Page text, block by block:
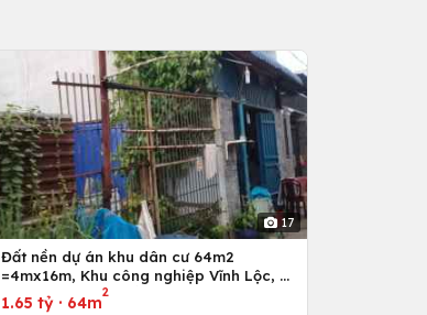
17
Đất nền dự án khu dân cư 64m2
=4mx16m, Khu công nghiệp Vĩnh Lộc, H.
Bình Chánh, Tp. Hồ Chí Minh
1.65 tỷ· 64m
2